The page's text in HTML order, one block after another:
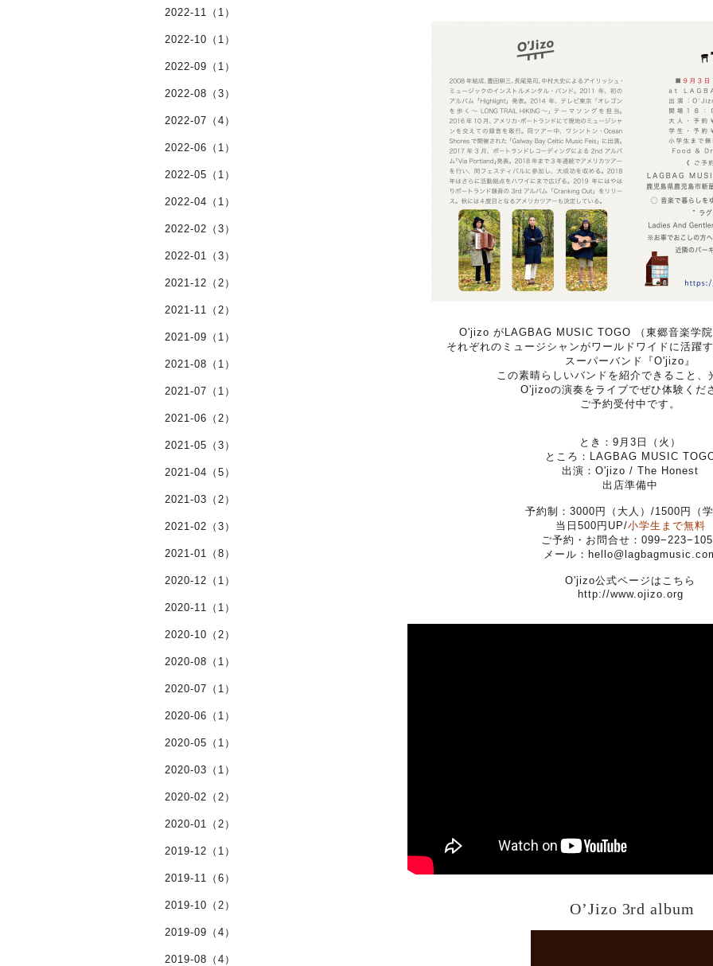
O'jizo がLAGBAG MUSIC TOGO （東郷音楽学
それぞれのミュージシャンがワールドワイドに活躍
スーパーバンド『O'jizo』
この素晴らしいバンドを紹介できること、
O'jizoの演奏をライブでぜひ体験くだ
ご予約受付中です。
とき：9月3日（火）
ところ：LAGBAG MUSIC
出演：O'jizo / The Honest
出店準備中
予約制：3000円（大人）/1500円（
当日500円UP/小学生まで無料
ご予約・お問合せ：
メール：
O'jizo公式ページはこちら
http://www.ojizo.org
O’Jizo 3rd album
2022-11（1）
2022-10（1）
2022-09（1）
2022-08（3）
2022-07（4）
2022-06（1）
2022-05（1）
2022-04（1）
2022-02（3）
2022-01（3）
2021-12（2）
2021-11（2）
2021-09（1）
2021-08（1）
2021-07（1）
2021-06（2）
2021-05（3）
2021-04（5）
2021-03（2）
2021-02（3）
2021-01（8）
2020-12（1）
2020-11（1）
2020-10（2）
2020-08（1）
2020-07（1）
2020-06（1）
2020-05（1）
2020-03（1）
2020-02（2）
2020-01（2）
2019-12（1）
2019-11（6）
2019-10（2）
2019-09（4）
2019-08（4）